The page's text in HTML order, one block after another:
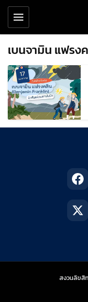
ข้ามไปยังเนื้อหาหลัก
เครื่องมือช่วยเหลือ
เบนจามิน แฟรง
สงวนลิขสิ